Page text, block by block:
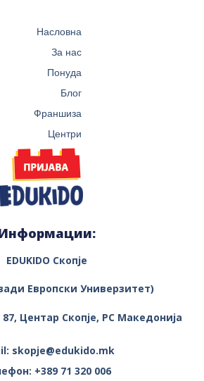
EDUKIDO Скопје
Европски Универзитет)
Центар Скопје, РС Македонија
skopje@edukido.mk
+389 71 320 006
Насловна
За нас
Понуда
Блог
Франшиза
Центри